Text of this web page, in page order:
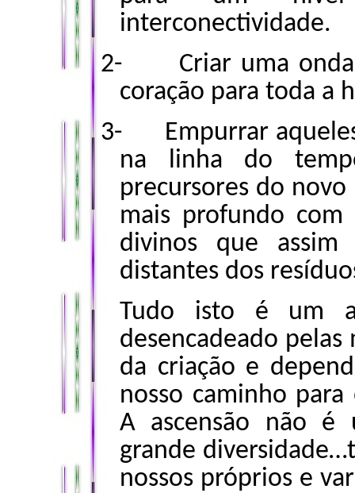
interconectividade.
2-
Criar uma
coração para toda a
3-
Empurrar
na linha do
precursores do
mais profundo com
divinos que assim
distantes dos
Tudo isto é um
desencadeado pelas
da criação e
nosso caminho
A ascensão não é
grande
nossos próprios e